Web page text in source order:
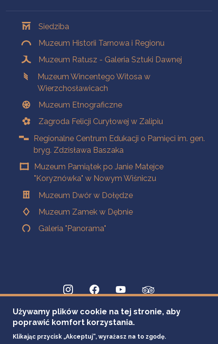
Siedziba
Muzeum Historii Tarnowa i Regionu
Muzeum Ratusz - Galeria Sztuki Dawnej
Muzeum Wincentego Witosa w
Wierzchosławicach
Muzeum Etnograficzne
Zagroda Felicji Curyłowej w Zalipiu
Regionalne Centrum Edukacji o Pamięci im. gen.
bryg. Zdzisława Baszaka
Muzeum Pamiątek po Janie Matejce
"Koryznówka" w Nowym Wiśniczu
Muzeum Dwór w Dołędze
Muzeum Zamek w Dębnie
Galeria "Panorama"
Używamy plików cookie na tej stronie, aby
poprawić komfort korzystania.
Klikając przycisk „Akceptuj”, wyrażasz na to zgodę.